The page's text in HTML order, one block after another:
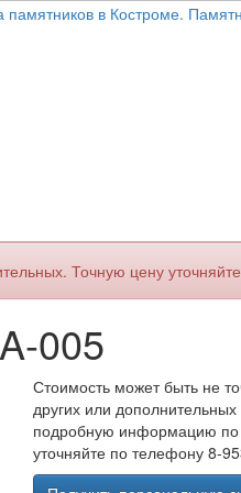
Точную цену
005
Стоимость может быть не
других или
подробную информацию по
уточняйте по телефону 8-